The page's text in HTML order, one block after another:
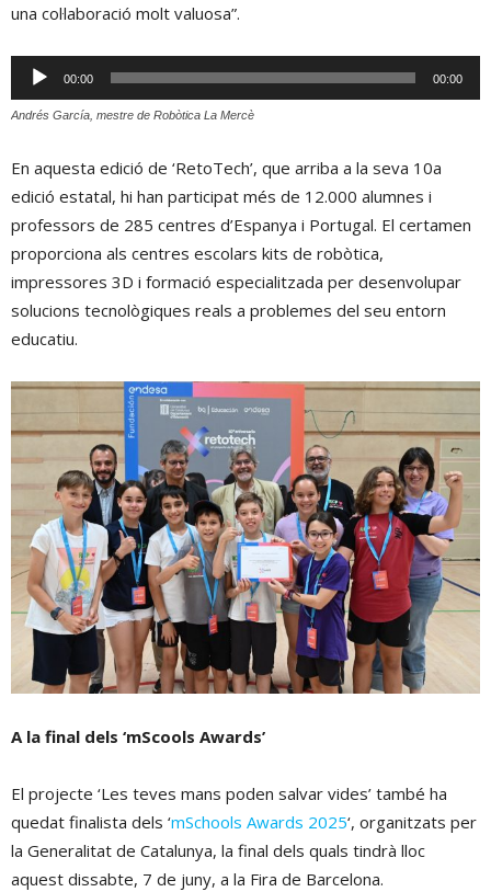
una col·laboració molt valuosa”.
Reproductor
d'àudio
00:00 00:00
Andrés García, mestre de Robòtica La Mercè
En aquesta edició de ‘RetoTech’, que arriba a la seva 10a
edició estatal, hi han participat més de 12.000 alumnes i
professors de 285 centres d’Espanya i Portugal. El certamen
proporciona als centres escolars kits de robòtica,
impressores 3D i formació especialitzada per desenvolupar
solucions tecnològiques reals a problemes del seu entorn
educatiu.
A la final dels ‘mScools Awards’
El projecte ‘Les teves mans poden salvar vides’ també ha
quedat finalista dels ‘mSchools Awards 2025‘, organitzats per
la Generalitat de Catalunya, la final dels quals tindrà lloc
aquest dissabte, 7 de juny, a la Fira de Barcelona.